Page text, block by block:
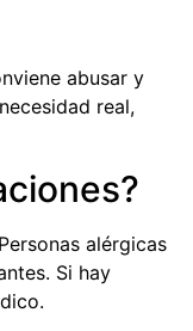
abusar y
real,
alérgicas
Si hay